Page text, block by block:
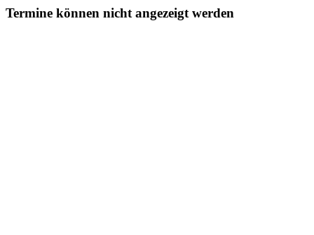
Termine können nicht angezeigt werden